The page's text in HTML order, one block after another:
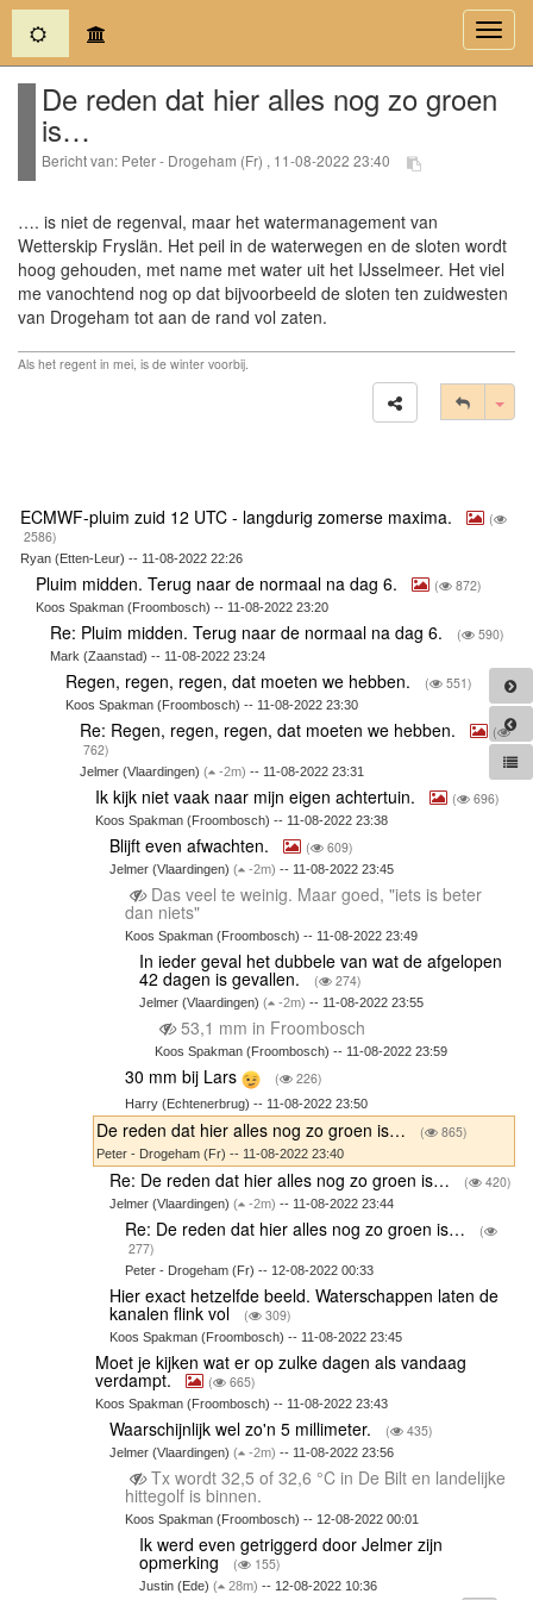
(current)
De reden dat hier alles nog zo groen
is…
Bericht van: Peter - Drogeham (Fr) , 11-08-2022 23:40
…. is niet de regenval, maar het watermanagement van
Wetterskip Fryslän. Het peil in de waterwegen en de sloten wordt
hoog gehouden, met name met water uit het IJsselmeer. Het viel
me vanochtend nog op dat bijvoorbeeld de sloten ten zuidwesten
van Drogeham tot aan de rand vol zaten.
Als het regent in mei, is de winter voorbij.
ECMWF-pluim zuid 12 UTC - langdurig zomerse maxima.
(
2586)
Ryan (Etten-Leur) -- 11-08-2022 22:26
Pluim midden. Terug naar de normaal na dag 6. ( 872)
Koos Spakman (Froombosch) -- 11-08-2022 23:20
Re: Pluim midden. Terug naar de normaal na dag 6. ( 590)
Mark (Zaanstad) -- 11-08-2022 23:24
Regen, regen, regen, dat moeten we hebben. ( 551)
Koos Spakman (Froombosch) -- 11-08-2022 23:30
Re: Regen, regen, regen, dat moeten we hebben.
(
762)
Jelmer (Vlaardingen)( -2m) -- 11-08-2022 23:31
Ik kijk niet vaak naar mijn eigen achtertuin. ( 696)
Koos Spakman (Froombosch) -- 11-08-2022 23:38
Blijft even afwachten. ( 609)
Jelmer (Vlaardingen)( -2m) -- 11-08-2022 23:45
Das veel te weinig. Maar goed, "iets is beter
dan niets"
Koos Spakman (Froombosch) -- 11-08-2022 23:49
In ieder geval het dubbele van wat de afgelopen
42 dagen is gevallen. ( 274)
Jelmer (Vlaardingen)( -2m) -- 11-08-2022 23:55
53,1 mm in Froombosch
Koos Spakman (Froombosch) -- 11-08-2022 23:59
30 mm bij Lars ( 226)
Harry (Echtenerbrug) -- 11-08-2022 23:50
De reden dat hier alles nog zo groen is… ( 865)
Peter - Drogeham (Fr) -- 11-08-2022 23:40
Re: De reden dat hier alles nog zo groen is… ( 420)
Jelmer (Vlaardingen)( -2m) -- 11-08-2022 23:44
Re: De reden dat hier alles nog zo groen is…
(
277)
Peter - Drogeham (Fr) -- 12-08-2022 00:33
Hier exact hetzelfde beeld. Waterschappen laten de
kanalen flink vol ( 309)
Koos Spakman (Froombosch) -- 11-08-2022 23:45
Moet je kijken wat er op zulke dagen als vandaag
verdampt. ( 665)
Koos Spakman (Froombosch) -- 11-08-2022 23:43
Waarschijnlijk wel zo'n 5 millimeter. ( 435)
Jelmer (Vlaardingen)( -2m) -- 11-08-2022 23:56
Tx wordt 32,5 of 32,6 °C in De Bilt en landelijke
hittegolf is binnen.
Koos Spakman (Froombosch) -- 12-08-2022 00:01
Ik werd even getriggerd door Jelmer zijn
opmerking ( 155)
Justin (Ede)( 28m) -- 12-08-2022 10:36